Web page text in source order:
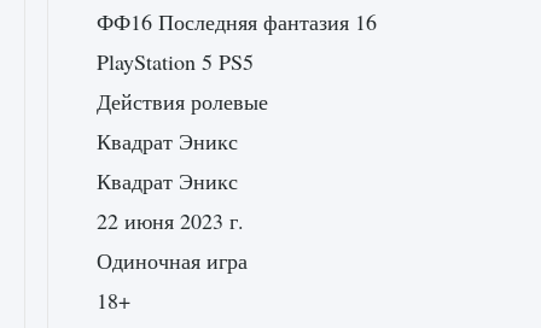
ФФ16 Последняя фантазия 16
PlayStation 5 PS5
Действия ролевые
Квадрат Эникс
Квадрат Эникс
22 июня 2023 г.
Одиночная игра
18+